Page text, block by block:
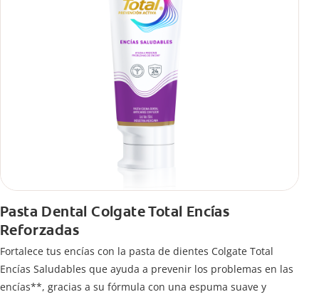
Pasta Dental Colgate Total Encías
Reforzadas
Fortalece tus encías con la pasta de dientes Colgate Total
Encías Saludables que ayuda a prevenir los problemas en las
encías**, gracias a su fórmula con una espuma suave y